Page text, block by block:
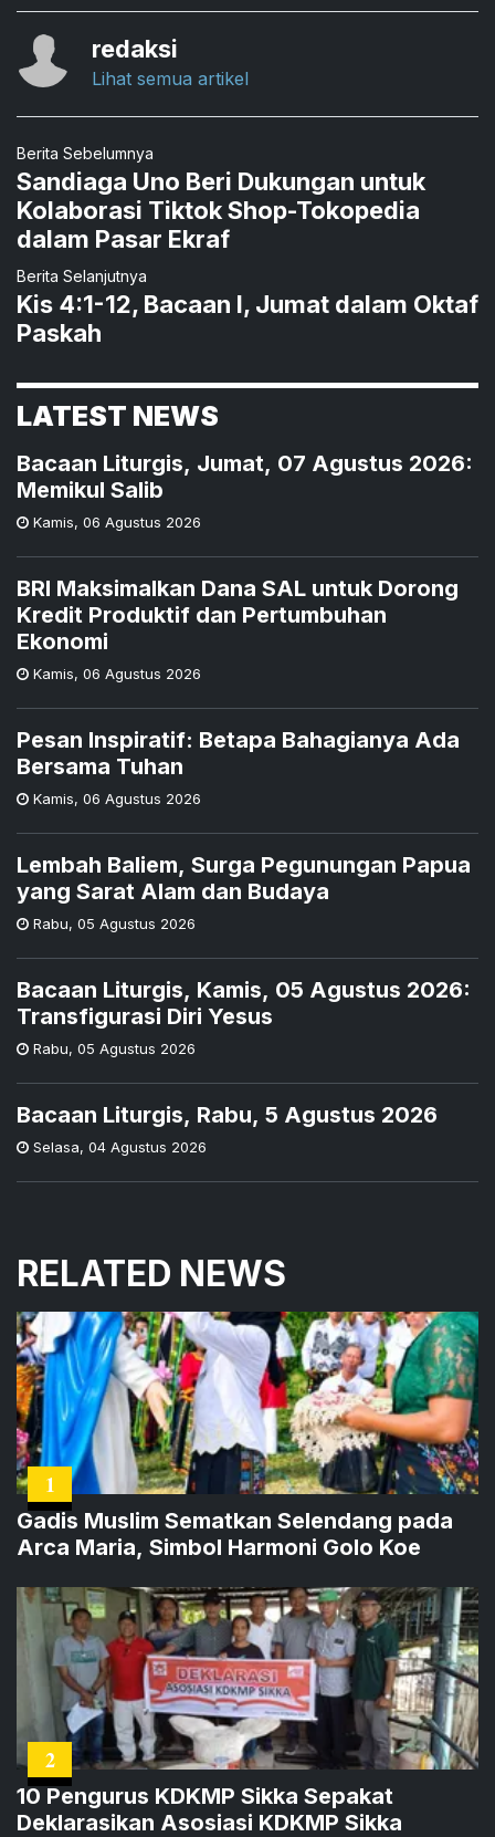
redaksi
Lihat semua artikel
Berita Sebelumnya
Sandiaga Uno Beri Dukungan untuk
Kolaborasi Tiktok Shop-Tokopedia
dalam Pasar Ekraf
Berita Selanjutnya
Kis 4:1-12, Bacaan I, Jumat dalam Oktaf
Paskah
LATEST NEWS
Bacaan Liturgis, Jumat, 07 Agustus 2026:
Memikul Salib
Kamis, 06 Agustus 2026
BRI Maksimalkan Dana SAL untuk Dorong
Kredit Produktif dan Pertumbuhan
Ekonomi
Kamis, 06 Agustus 2026
Pesan Inspiratif: Betapa Bahagianya Ada
Bersama Tuhan
Kamis, 06 Agustus 2026
Lembah Baliem, Surga Pegunungan Papua
yang Sarat Alam dan Budaya
Rabu, 05 Agustus 2026
Bacaan Liturgis, Kamis, 05 Agustus 2026:
Transfigurasi Diri Yesus
Rabu, 05 Agustus 2026
Bacaan Liturgis, Rabu, 5 Agustus 2026
Selasa, 04 Agustus 2026
RELATED NEWS
1
Gadis Muslim Sematkan Selendang pada
Arca Maria, Simbol Harmoni Golo Koe
2
10 Pengurus KDKMP Sikka Sepakat
Deklarasikan Asosiasi KDKMP Sikka